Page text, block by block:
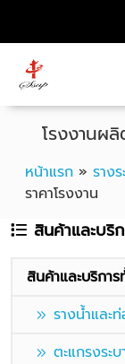
หน้าแรก » ราง
ราคาโรงงาน
โรงงานผลิ
สินค้าและบริ
สินค้าและบริกา
รางน้ำและ
ตะแกรงระ